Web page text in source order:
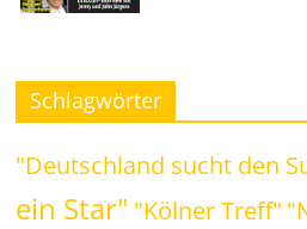
Schlagwörter
"Deutschland sucht den
ein Star" "Kölner Treff"